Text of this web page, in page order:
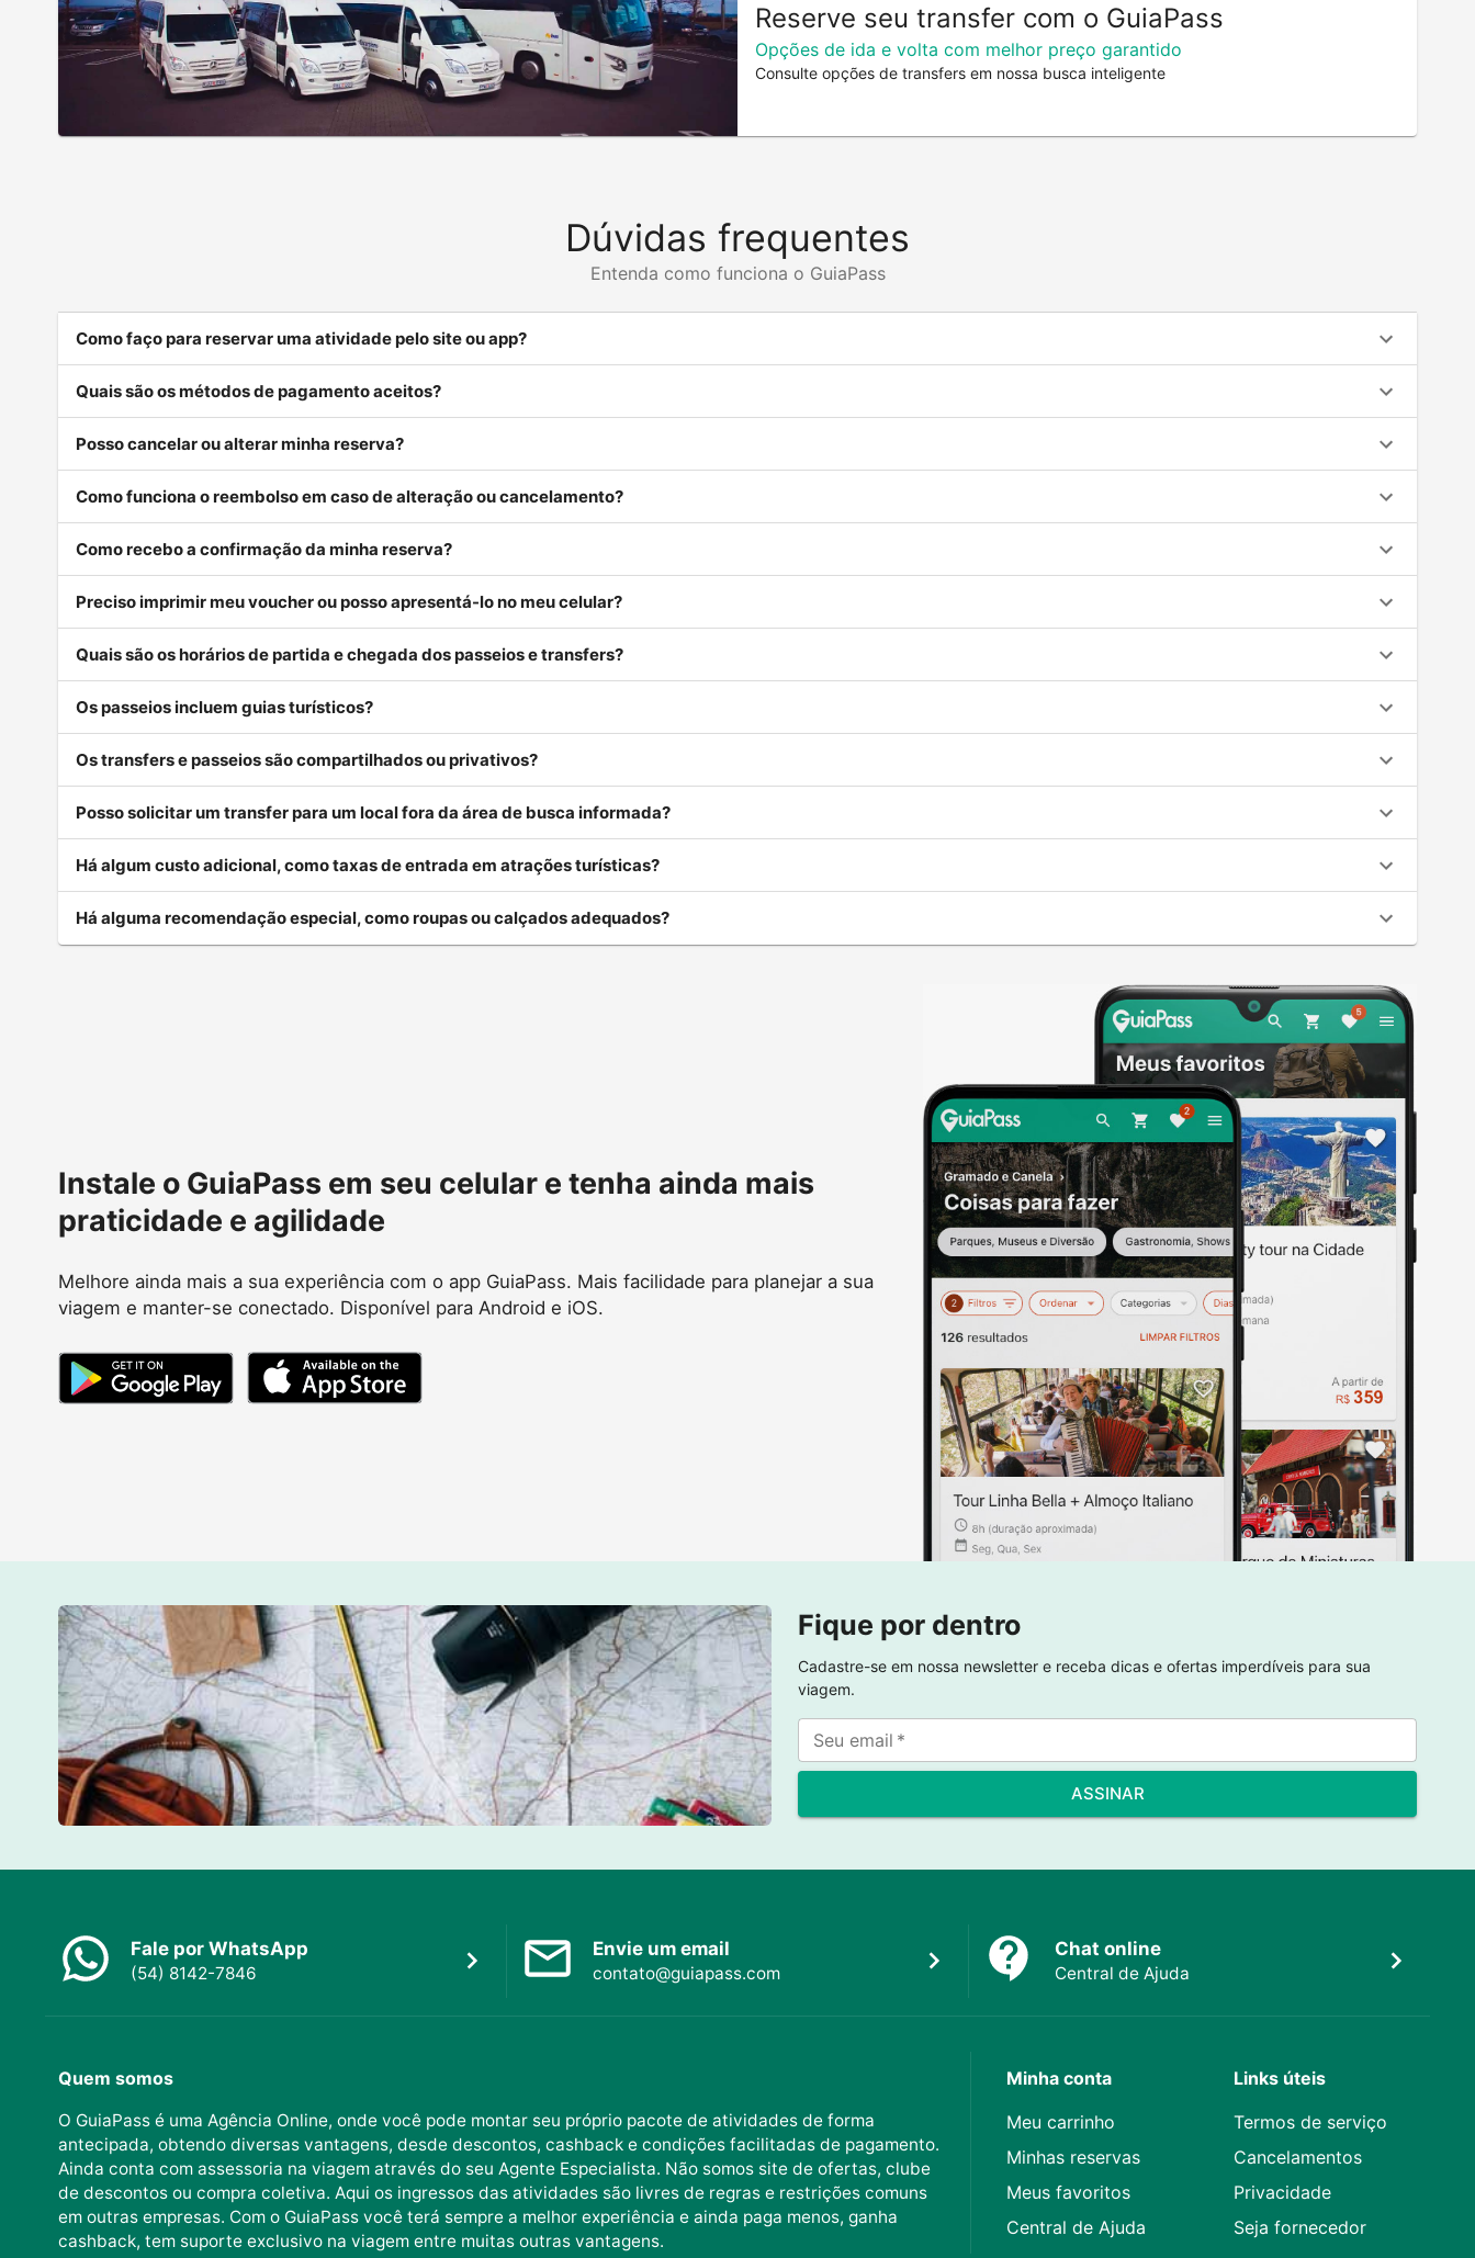
Reserve seu transfer com o GuiaPass
Opções de ida e volta com melhor preço garantido
Consulte opções de transfers em nossa busca inteligente
Dúvidas frequentes
Entenda como funciona o GuiaPass
Como faço para reservar uma atividade pelo site ou app?
Quais são os métodos de pagamento aceitos?
Posso cancelar ou alterar minha reserva?
Como funciona o reembolso em caso de alteração ou cancelamento?
Como recebo a confirmação da minha reserva?
Preciso imprimir meu voucher ou posso apresentá-lo no meu celular?
Quais são os horários de partida e chegada dos passeios e transfers?
Os passeios incluem guias turísticos?
Os transfers e passeios são compartilhados ou privativos?
Posso solicitar um transfer para um local fora da área de busca informada?
Há algum custo adicional, como taxas de entrada em atrações turísticas?
Há alguma recomendação especial, como roupas ou calçados adequados?
Instale o GuiaPass em seu celular e tenha ainda mais
praticidade e agilidade
Melhore ainda mais a sua experiência com o app GuiaPass. Mais facilidade para planejar a sua
viagem e manter-se conectado. Disponível para Android e iOS.
Fique por dentro
Cadastre-se em nossa newsletter e receba dicas e ofertas imperdíveis para sua
viagem.
Seu email *
ASSINAR
Fale por WhatsApp
(54) 8142-7846
Envie um email
contato@guiapass.com
Chat online
Central de Ajuda
Quem somos
O GuiaPass é uma Agência Online, onde você pode montar seu próprio pacote de atividades de forma
antecipada, obtendo diversas vantagens, desde descontos, cashback e condições facilitadas de pagamento.
Ainda conta com assessoria na viagem através do seu Agente Especialista. Não somos site de ofertas, clube
de descontos ou compra coletiva. Aqui os ingressos das atividades são livres de regras e restrições comuns
em outras empresas. Com o GuiaPass você terá sempre a melhor experiência e ainda paga menos, ganha
cashback, tem suporte exclusivo na viagem entre muitas outras vantagens.
Minha conta
Meu carrinho
Minhas reservas
Meus favoritos
Central de Ajuda
Links úteis
Termos de serviço
Cancelamentos
Privacidade
Seja fornecedor